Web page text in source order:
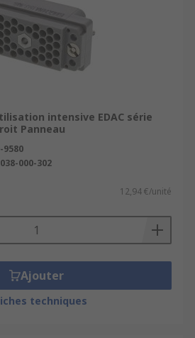
intensive EDAC série
Panneau
9580
000-302
12,94 €/unité
Ajouter
techniques